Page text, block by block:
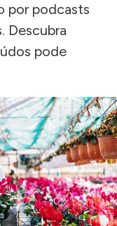
por podcasts
Descubra
pode